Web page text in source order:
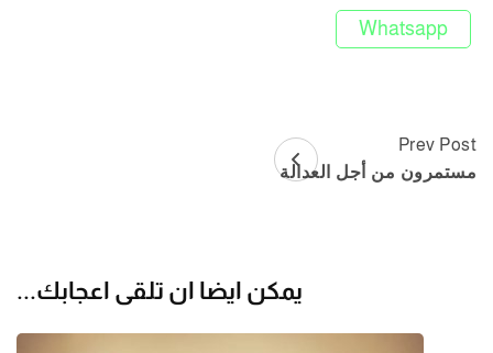
Whatsapp
Post
Prev Post
مستمرون من أجل العدالة
يمكن ايضا ان تلقى اعجابك...